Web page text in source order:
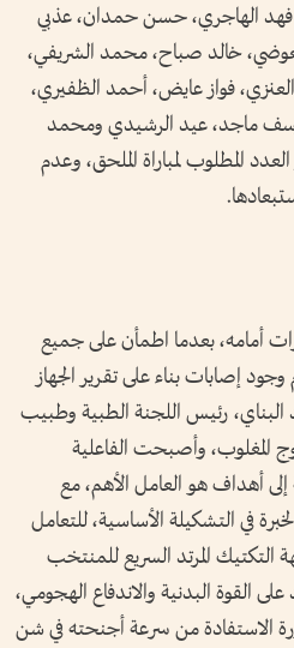
فهد الهاجري، حسن حمدان، عذبي
خالد صباح، محمد الشريفي،
فواز عايض، أحمد الظفيري،
ماجد، عيد الرشيدي ومحمد
المطلوب لمباراة الملحق، وعدم
أمامه، بعدما اطمأن على جميع
إصابات بناء على تقرير الجهاز
البناي، رئيس اللجنة الطبية وطبيب
المغلوب، وأصبحت الفاعلية
أهداف هو العامل الأهم، مع
في التشكيلة الأساسية، للتعامل
التكتيك المرتد السريع للمنتخب
على القوة البدنية والاندفاع الهجومي،
الاستفادة من سرعة أجنحته في شن